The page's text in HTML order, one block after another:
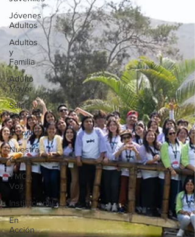
Jóvenes
Adultos
Adultos
y
Familia
Adulto
Mayor
Salud y
Deporte
Actualidad
Nuestra
Gente
YMCA
Voz
Institucional
En
Acción